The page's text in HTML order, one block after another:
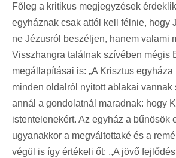
Főleg a kritikus megjegyzések
egyháznak csak attól kell félnie, hogy
ne Jézusról beszéljen, hanem valami
Visszhangra találnak szívében mégis
megállapításai is: „A Krisztus
minden oldalról nyitott ablakai vannak
annál a gondolatnál maradnak: hogy
istentelenekért. Az egyház a bűnösök
ugyanakkor a megváltottaké és a
végül is így értékeli őt: ,,A jövő